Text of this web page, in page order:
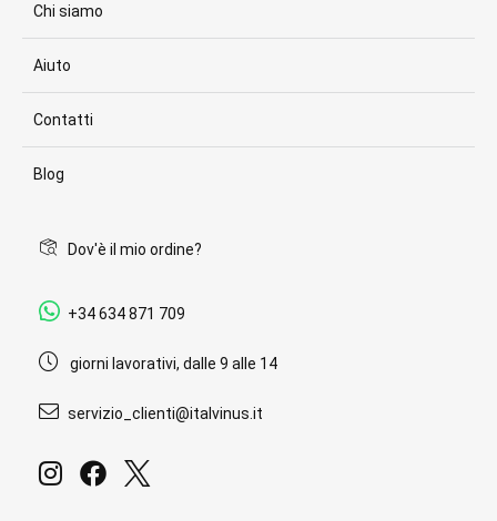
Chi siamo
Aiuto
Contatti
Blog
Dov'è il mio ordine?
+34 634 871 709
giorni lavorativi, dalle 9 alle 14
servizio_clienti@italvinus.it